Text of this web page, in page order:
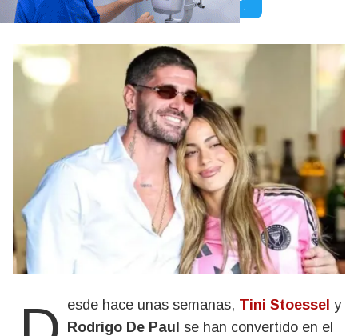
Desde hace unas semanas, Tini Stoessel y
Rodrigo De Paul se han convertido en el